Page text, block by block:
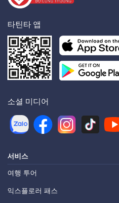
타틴타 앱
소셜 미디어
서비스
여행 투어
익스플로러 패스